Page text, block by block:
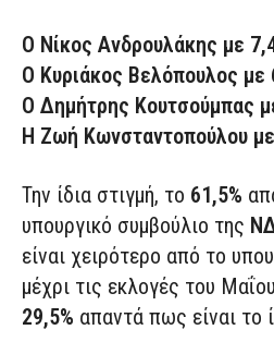
Ο Νίκος Ανδρουλάκης με
Ο Κυριάκος Βελόπουλος με
Ο Δημήτρης Κουτσούμπας
Η Ζωή Κωνσταντοπούλου
Την ίδια στιγμή, το 61,5%
υπουργικό συμβούλιο της
είναι χειρότερο από το
μέχρι τις εκλογές του
29,5% απαντά πως είναι το